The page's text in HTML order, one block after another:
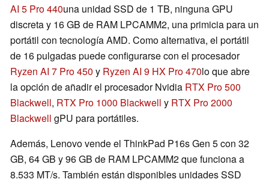
AI 5 Pro 440una unidad SSD de 1 TB, ninguna GPU
discreta y 16 GB de RAM LPCAMM2, una primicia para un
portátil con tecnología AMD. Como alternativa, el portátil
de 16 pulgadas puede configurarse con el procesador
Ryzen AI 7 Pro 450 y Ryzen AI 9 HX Pro 470lo que abre
la opción de añadir el procesador Nvidia RTX Pro 500
Blackwell, RTX Pro 1000 Blackwell y RTX Pro 2000
Blackwell gPU para portátiles.
Además, Lenovo vende el ThinkPad P16s Gen 5 con 32
GB, 64 GB y 96 GB de RAM LPCAMM2 que funciona a
8.533 MT/s. También están disponibles unidades SSD